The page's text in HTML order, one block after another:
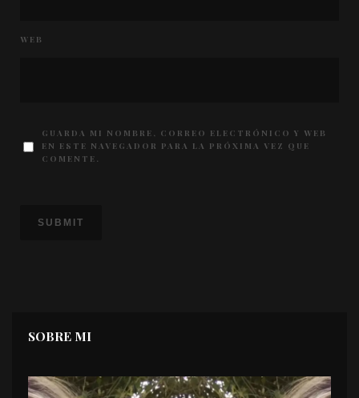
WEB
GUARDA MI NOMBRE, CORREO ELECTRÓNICO Y WEB
EN ESTE NAVEGADOR PARA LA PRÓXIMA VEZ QUE
COMENTE.
SOBRE MI